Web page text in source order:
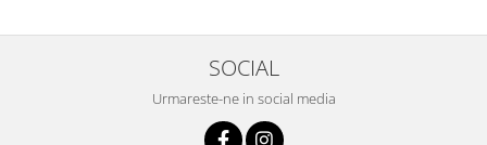
SOCIAL
Urmareste-ne in social media